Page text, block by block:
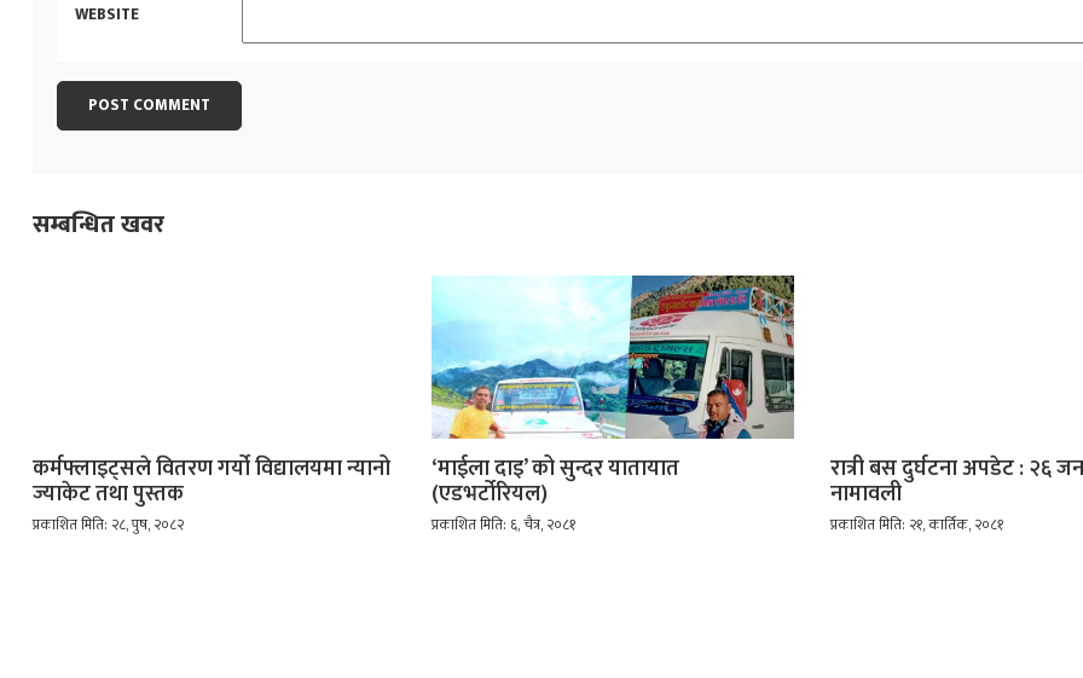
WEBSITE
सम्बन्धित खवर
कर्मफ्लाइट्सले वितरण गर्यो विद्यालयमा न्यानो
ज्याकेट तथा पुस्तक
प्रकाशित मिति: २८, पुष, २०८२
‘माईला दाइ’ को सुन्दर यातायात
(एडभर्टोरियल)
प्रकाशित मिति: ६, चैत्र, २०८१
रात्री बस दुर्घटना अपडेट : २६
नामावली
प्रकाशित मिति: २१, कार्तिक, २०८१